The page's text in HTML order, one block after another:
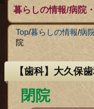
暮らしの情報/病院
院
Top/暮らしの情報/病
院
【歯科】大久保
閉院